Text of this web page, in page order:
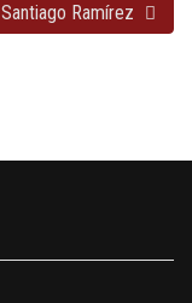
Santiago Ramírez